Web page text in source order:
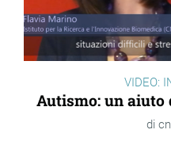
VIDEO:
Autismo: un aiuto